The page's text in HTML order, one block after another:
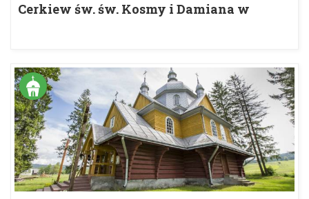
Cerkiew św. św. Kosmy i Damiana w